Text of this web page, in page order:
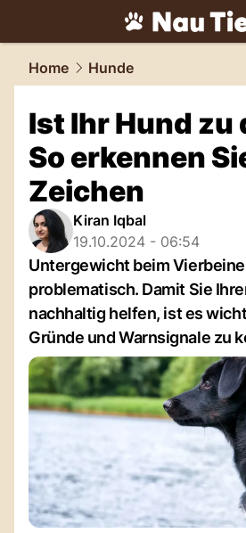
tiere.NAU.ch
Home Hunde
Ist Ihr Hund zu
So erkennen
Zeichen
Kiran Iqbal
19.10.2024 - 06:54
Untergewicht beim
problematisch. Damit Sie
nachhaltig helfen, ist es
Gründe und Warnsignale zu